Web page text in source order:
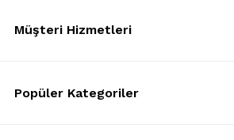
Müşteri Hizmetleri
Popüler Kategoriler